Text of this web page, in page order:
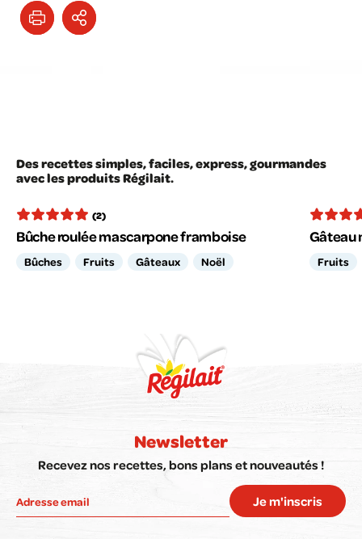
Des recettes simples, faciles, express, gourmandes
avec les produits Régilait.
(2)
Bûche roulée mascarpone framboise
Bûches Fruits Gâteaux Noël
Gâteau
Fruits
Newsletter
Recevez nos recettes, bons plans et nouveautés !
Je m'inscris